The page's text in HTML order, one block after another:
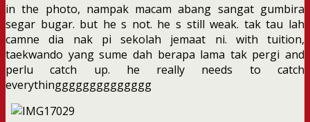
in the photo, nampak macam abang sangat gumbira
segar bugar. but he s not. he s still weak. tak tau lah
camne dia nak pi sekolah jemaat ni. with tuition,
taekwando yang sume dah berapa lama tak pergi and
perlu catch up. he really needs to catch
everythingggggggggggggg